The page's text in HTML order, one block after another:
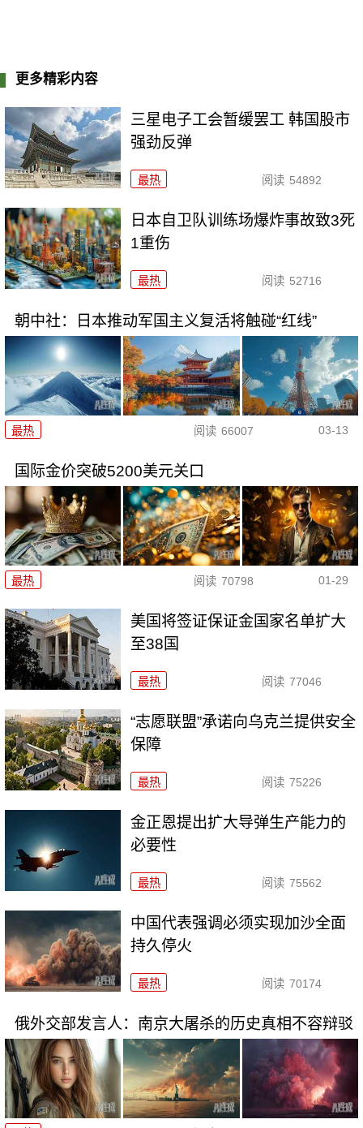
更多精彩内容
三星电子工会暂缓罢工 韩国股市
强劲反弹
最热 阅读 54892
日本自卫队训练场爆炸事故致3死
1重伤
最热 阅读 52716
朝中社：日本推动军国主义复活将触碰“红线”
最热 阅读 66007 03-13
国际金价突破5200美元关口
最热 阅读 70798 01-29
美国将签证保证金国家名单扩大
至38国
最热 阅读 77046
“志愿联盟”承诺向乌克兰提供安全
保障
最热 阅读 75226
金正恩提出扩大导弹生产能力的
必要性
最热 阅读 75562
中国代表强调必须实现加沙全面
持久停火
最热 阅读 70174
俄外交部发言人：南京大屠杀的历史真相不容辩驳